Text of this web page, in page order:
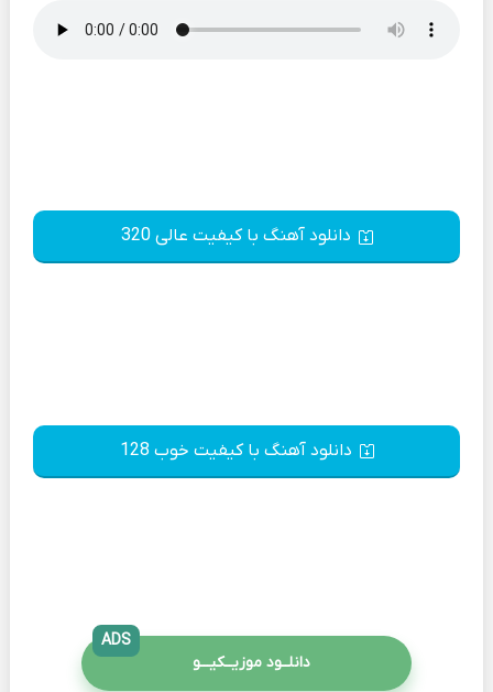
دانلود آهنگ با کیفیت عالی 320
دانلود آهنگ با کیفیت خوب 128
دانلــود موزیــکیـــو
ADS